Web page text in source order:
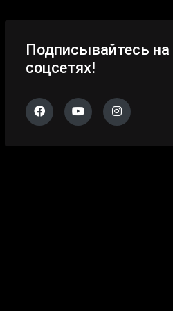
Подписывайтесь на
соцсетях!